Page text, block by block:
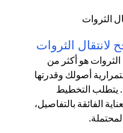
لانتقال الثروات
الثروات هو أكثر من
أصولك وقدرتها
يتطلب التخطيط
الفائقة بالتفاصيل،